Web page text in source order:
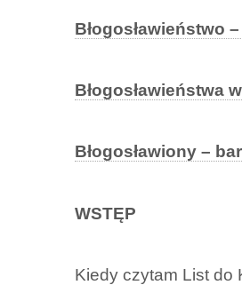
Błogosławieństwo
Błogosławieństwa
Błogosławiony –
WSTĘP
Kiedy czytam List do